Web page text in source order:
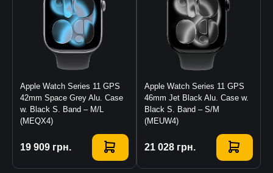
Apple Watch Series 11 GPS
42mm Space Grey Alu. Case
w. Black S. Band – M/L
(MEQX4)
19 909 грн.
Купити
Apple Watch Series 11 GPS
46mm Jet Black Alu. Case w.
Black S. Band – S/M
(MEUW4)
21 028 грн.
Купити